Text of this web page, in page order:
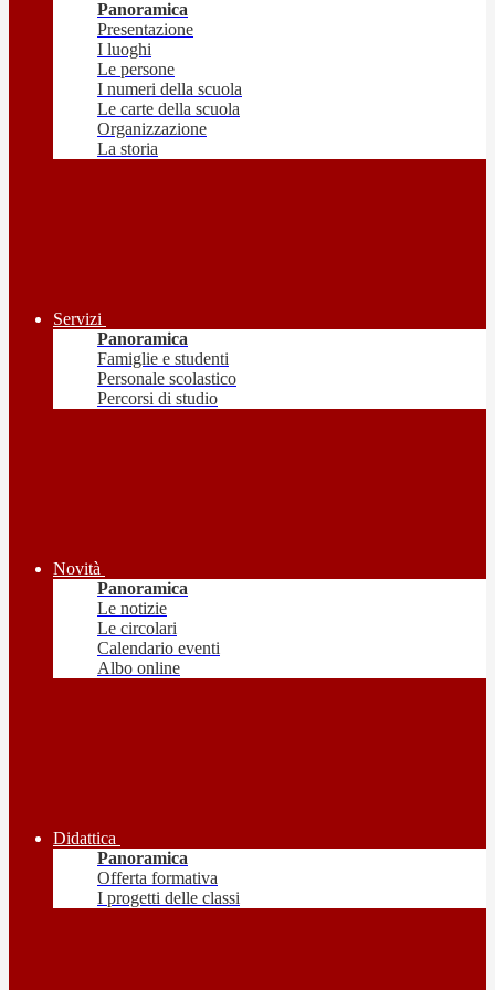
Panoramica
Presentazione
I luoghi
Le persone
I numeri della scuola
Le carte della scuola
Organizzazione
La storia
Servizi
Panoramica
Famiglie e studenti
Personale scolastico
Percorsi di studio
Novità
Panoramica
Le notizie
Le circolari
Calendario eventi
Albo online
Didattica
Panoramica
Offerta formativa
I progetti delle classi